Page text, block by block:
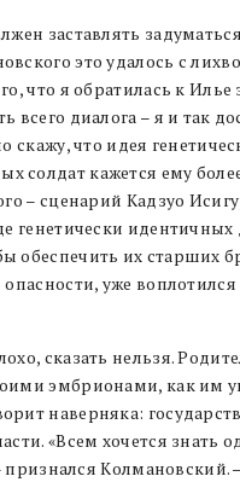
заставлять
это удалось с
что я обратилась к
всего диалога – я и так
скажу, что идея
солдат кажется ему
– сценарий Кадзуо
генетически идентичных
обеспечить их старших
уже воплотился
сказать нельзя.
эмбрионами, как им
наверняка:
«Всем хочется знать
признался Колмановский.